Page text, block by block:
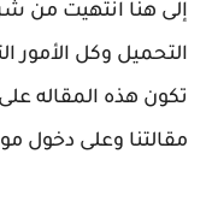
إلى هنا انتهيت من
التحميل وكل الأمور
تكون هذه المقاله
مقالتنا وعلى دخول